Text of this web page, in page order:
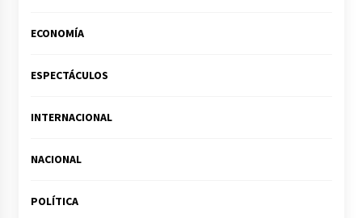
ECONOMÍA
ESPECTÁCULOS
INTERNACIONAL
NACIONAL
POLÍTICA